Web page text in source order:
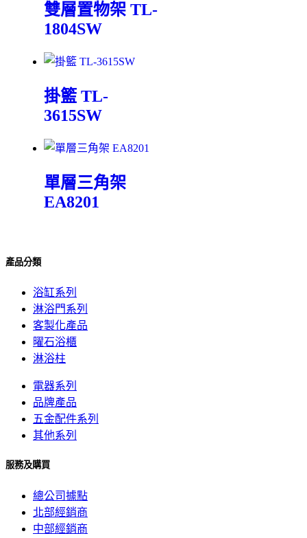
雙層置物架 TL-
1804SW
掛籃 TL-
3615SW
單層三角架
EA8201
產品分類
浴缸系列
淋浴門系列
客製化產品
曜石浴櫃
淋浴柱
電器系列
品牌產品
五金配件系列
其他系列
服務及購買
總公司據點
北部經銷商
中部經銷商